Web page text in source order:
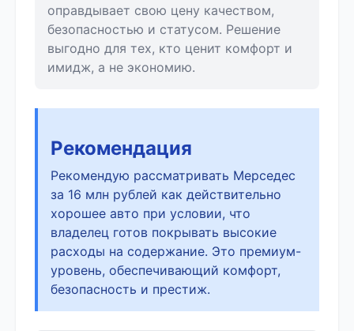
оправдывает свою цену качеством,
безопасностью и статусом. Решение
выгодно для тех, кто ценит комфорт и
имидж, а не экономию.
Рекомендация
Рекомендую рассматривать Мерседес
за 16 млн рублей как действительно
хорошее авто при условии, что
владелец готов покрывать высокие
расходы на содержание. Это премиум-
уровень, обеспечивающий комфорт,
безопасность и престиж.